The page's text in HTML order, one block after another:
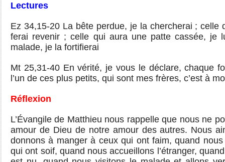
Lectures
Ez 34,15-20 La bête perdue, je la chercherai ; celle
ferai revenir ; celle qui aura une patte cassée, je
malade, je la fortifierai
Mt 25,31-40 En vérité, je vous le déclare, chaque
l’un de ces plus petits, qui sont mes frères, c’est à
Réflexion
L’Évangile de Matthieu nous rappelle que nous ne
amour de Dieu de notre amour des autres. Nous
donnons à manger à ceux qui ont faim, quand
qui ont soif, quand nous accueillons l’étranger,